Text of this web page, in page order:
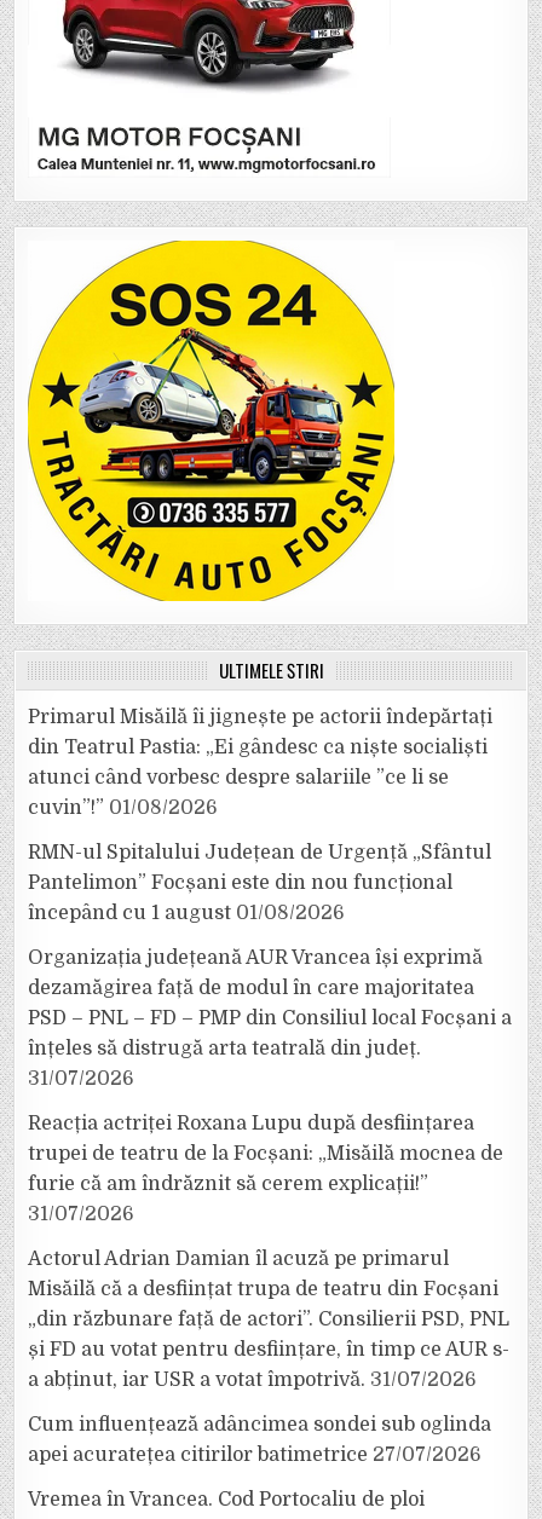
ULTIMELE ȘTIRI
Primarul Misăilă îi jignește pe actorii îndepărtați
din Teatrul Pastia: „Ei gândesc ca niște socialiști
atunci când vorbesc despre salariile ”ce li se
cuvin”!” 01/08/2026
RMN-ul Spitalului Județean de Urgență „Sfântul
Pantelimon” Focșani este din nou funcțional
începând cu 1 august 01/08/2026
Organizația județeană AUR Vrancea își exprimă
dezamăgirea față de modul în care majoritatea
PSD – PNL – FD – PMP din Consiliul local Focșani a
înțeles să distrugă arta teatrală din județ.
31/07/2026
Reacția actriței Roxana Lupu după desființarea
trupei de teatru de la Focșani: „Misăilă mocnea de
furie că am îndrăznit să cerem explicații!”
31/07/2026
Actorul Adrian Damian îl acuză pe primarul
Misăilă că a desființat trupa de teatru din Focșani
„din răzbunare față de actori”. Consilierii PSD, PNL
și FD au votat pentru desființare, în timp ce AUR s-
a abținut, iar USR a votat împotrivă. 31/07/2026
Cum influențează adâncimea sondei sub oglinda
apei acuratețea citirilor batimetrice 27/07/2026
Vremea în Vrancea. Cod Portocaliu de ploi